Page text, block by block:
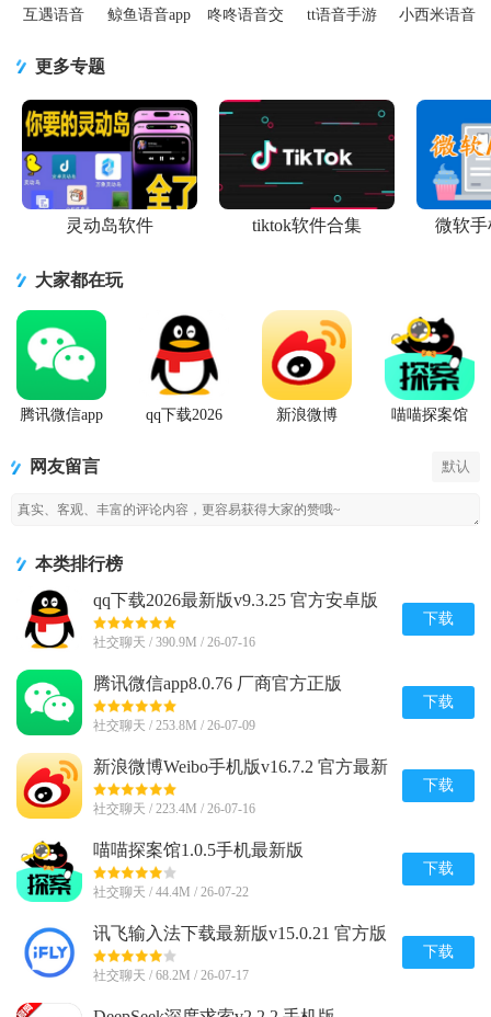
互遇语音
新版
鲸鱼语音app
咚咚语音交
tt语音手游
小西米语音
更多专题
灵动岛软件 tiktok软件合集 微软手
大家都在玩
腾讯微信app
qq下载2026
新浪微博
喵喵探案馆
网友留言 默认
本类排行榜
qq下载2026最新版v9.3.25 官方安卓版
社交聊天 / 390.9M / 26-07-16
下载
腾讯微信app8.0.76 厂商官方正版
社交聊天 / 253.8M / 26-07-09
下载
新浪微博Weibo手机版v16.7.2 官方最新
版
社交聊天 / 223.4M / 26-07-16
下载
喵喵探案馆1.0.5手机最新版
社交聊天 / 44.4M / 26-07-22
下载
讯飞输入法下载最新版v15.0.21 官方版
社交聊天 / 68.2M / 26-07-17
下载